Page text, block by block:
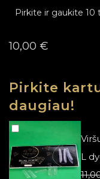
Pirkite ir gaukite 10
10,00 €
Pirkite
daugiau!
L